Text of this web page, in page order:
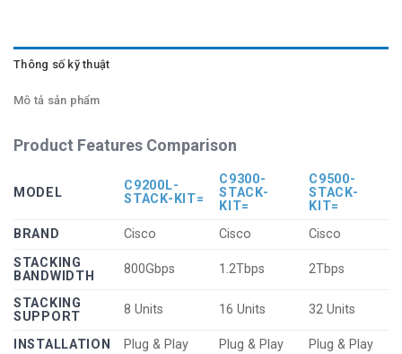
Thông số kỹ thuật
Mô tả sản phẩm
Product Features Comparison
MODEL
C9200L-
STACK-KIT=
C9300-
STACK-
KIT=
C9500-
STACK-
KIT=
BRAND
Cisco Cisco
Cisco
STACKING
BANDWIDTH
800Gbps 1.2Tbps 2Tbps
STACKING
SUPPORT
8 Units 16 Units 32 Units
INSTALLATION Plug & Play Plug & Play Plug & Play